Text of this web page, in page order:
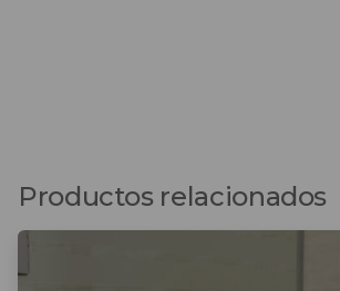
Productos relacionados